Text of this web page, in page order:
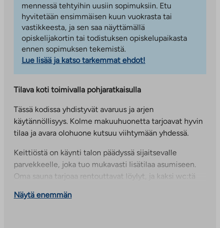
mennessä tehtyihin uusiin sopimuksiin. Etu
hyvitetään ensimmäisen kuun vuokrasta tai
vastikkeesta, ja sen saa näyttämällä
opiskelijakortin tai todistuksen opiskelupaikasta
ennen sopimuksen tekemistä.
Lue lisää ja katso tarkemmat ehdot!
Tilava koti toimivalla pohjaratkaisulla
Tässä kodissa yhdistyvät avaruus ja arjen
käytännöllisyys. Kolme makuuhuonetta tarjoavat hyvin
tilaa ja avara olohuone kutsuu viihtymään yhdessä.
Keittiöstä on käynti talon päädyssä sijaitsevalle
parvekkeelle, joka tuo mukavasti lisätilaa asumiseen.
Oma sauna tarjoaa rentouttavat löylyt, ja kaksi wc:tä
kaivattua säilytystilaa.
Näytä enemmän